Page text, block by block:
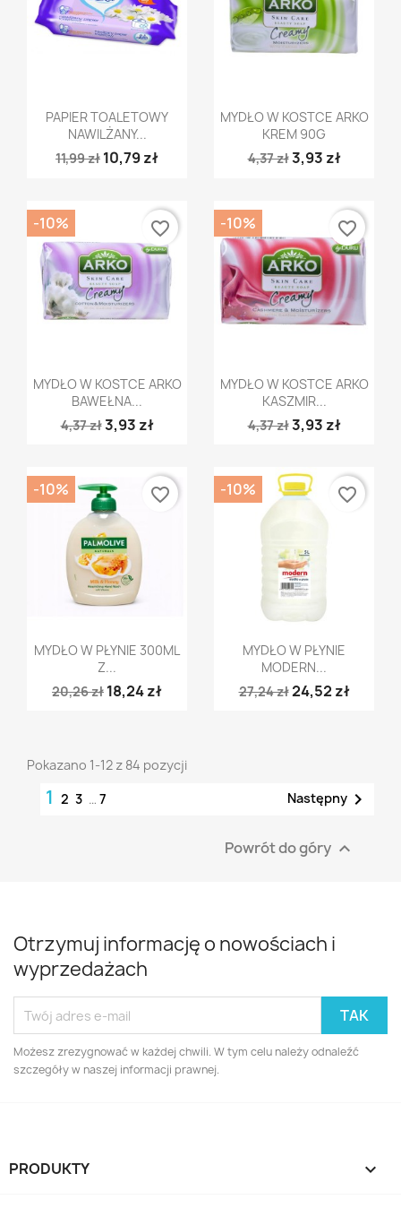
Szybki podgląd
PAPIER TOALETOWY
NAWILŻANY...
11,99 zł 10,79 zł
Szybki podgląd
MYDŁO W KOSTCE ARKO
KREM 90G
4,37 zł3,93 zł
Szybki podgląd
MYDŁO W KOSTCE ARKO
BAWEŁNA...
4,37 zł3,93 zł
-10% favorite_border
Szybki podgląd
MYDŁO W KOSTCE ARKO
KASZMIR...
4,37 zł3,93 zł
-10% favorite_border
Szybki podgląd
MYDŁO W PŁYNIE 300ML
Z...
20,26 zł 18,24 zł
-10% favorite_border
Szybki podgląd
MYDŁO W PŁYNIE
MODERN...
27,24 zł24,52 zł
-10% favorite_border
Pokazano 1-12 z 84 pozycji
1 2 3 … 7 Następny 
Powrót do góry 
Otrzymuj informację o nowościach i
wyprzedażach
Możesz zrezygnować w każdej chwili. W tym celu należy odnaleźć
szczegóły w naszej informacji prawnej.
PRODUKTY 